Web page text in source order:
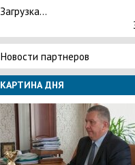
Загрузка...
Новости партнеров
КАРТИНА ДНЯ